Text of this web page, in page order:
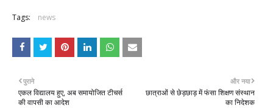
Tags: news
और नया
छात्राओं से छेड़छाड़ में फंसा शिक्षण संस्थान
का निदेशक
पुराने
एकल विद्यालय हुए, अब समायोजित टीचर्स
की वापसी का आदेश